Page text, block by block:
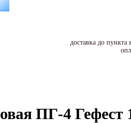
доставка до
ПГ-4 Гефест